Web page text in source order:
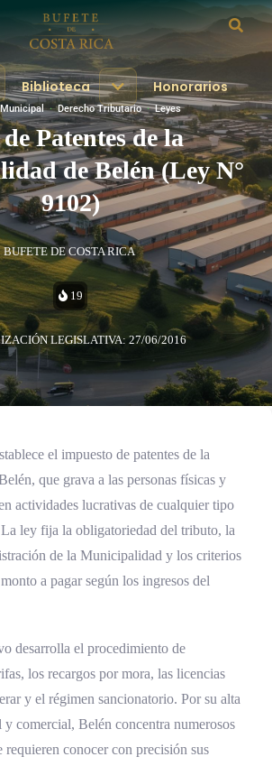
Biblioteca Honorarios
·Derecho Tributario·Leyes
Patentes de la
de Belén (Ley N°
9102)
BUFETE DE COSTA RICA
19
LEGISLATIVA: 27/06/2016
el impuesto de patentes de la
que grava a las personas físicas y
actividades lucrativas de cualquier tipo
ley fija la obligatoriedad del tributo, la
de la Municipalidad y los criterios
a pagar según los ingresos del
desarrolla el procedimiento de
los recargos por mora, las licencias
y el régimen sancionatorio. Por su alta
y comercial, Belén concentra numerosos
requieren conocer con precisión sus